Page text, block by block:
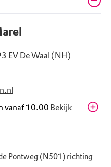
EV De Waal (NH)
vanaf 10.00 Bekijk
Pontweg (N501) richting